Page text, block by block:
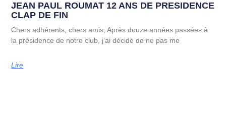
JEAN PAUL ROUMAT 12 ANS DE PRESIDENCE
CLAP DE FIN
Chers adhérents, chers amis, Après douze années passées à
la présidence de notre club, j’ai décidé de ne pas me
Lire